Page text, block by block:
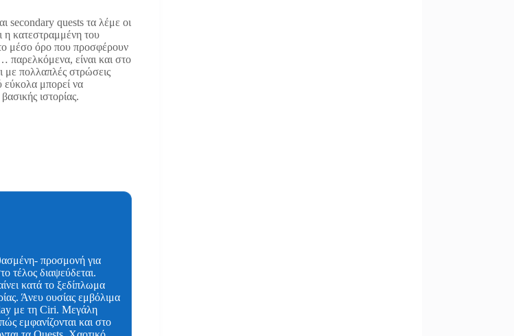
secondary quests τα λέμε οι
η κατεστραμμένη του
μέσο όρο που προσφέρουν
παρελκόμενα, είναι και στο
με πολλαπλές στρώσεις
εύκολα μπορεί να
ιστορίας.
προσμονή για
τέλος διαψεύδεται.
κατά το ξεδίπλωμα
Άνευ ουσίας εμβόλιμα
με τη Ciri. Μεγάλη
εμφανίζονται και στο